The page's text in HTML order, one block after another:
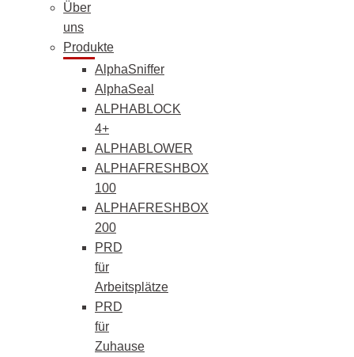
Über
uns
Produkte
AlphaSniffer
AlphaSeal
ALPHABLOCK
4+
ALPHABLOWER
ALPHAFRESHBOX
100
ALPHAFRESHBOX
200
PRD
für
Arbeitsplätze
PRD
für
Zuhause